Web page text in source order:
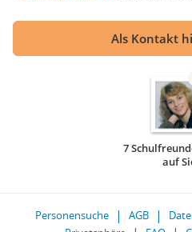
Als Kontakt
7
auf
Personensuche AGB